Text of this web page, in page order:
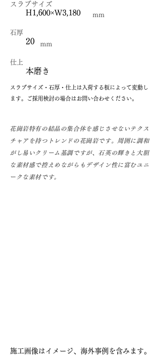
スラブサイズ
H1,600×W3,180 mm
石厚
20 mm
仕上
本磨き
​スラブサイズ・石厚・仕上は入荷する板によって変動し
ます。ご採用検討の場合はお問い合わせください。
花崗岩特有の結晶の集合体を感じさせないテクス
チャアを持つトレンドの花崗岩です。周囲に調和
がし易いクリーム基調ですが、石英の輝きと大胆
な素材感で控えめながらもデザイン性に富むユニ
ークな素材です。
施工画像はイメージ、海外事例を含みます。